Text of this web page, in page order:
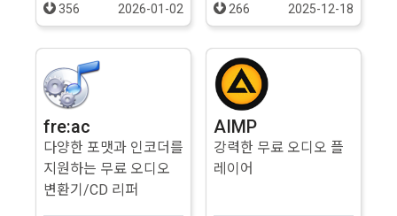
356 2026-01-02 266 2025-12-18
fre:ac
다양한 포맷과 인코더를
지원하는 무료 오디오
변환기/CD 리퍼
AIMP
강력한 무료 오디오 플
레이어